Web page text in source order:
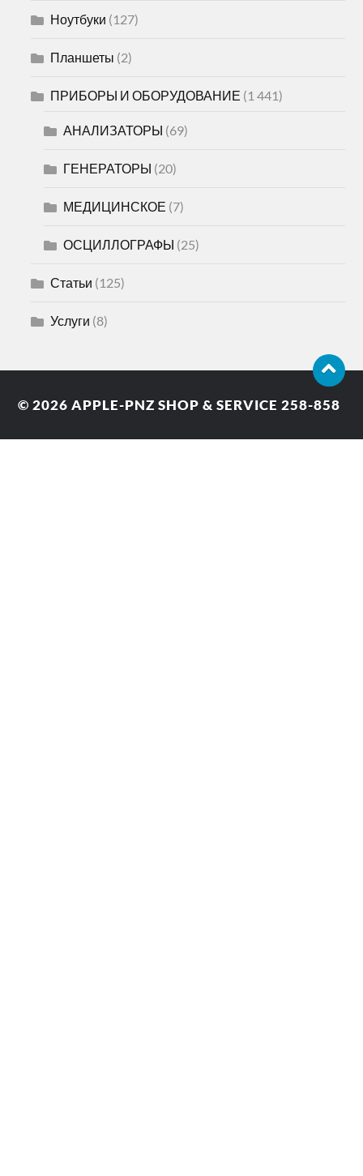
Ноутбуки (127)
Планшеты (2)
ПРИБОРЫ И ОБОРУДОВАНИЕ (1 441)
АНАЛИЗАТОРЫ (69)
ГЕНЕРАТОРЫ (20)
МЕДИЦИНСКОЕ (7)
ОСЦИЛЛОГРАФЫ (25)
Статьи (125)
Услуги (8)
© 2026APPLE-PNZ SHOP & SERVICE 258-858